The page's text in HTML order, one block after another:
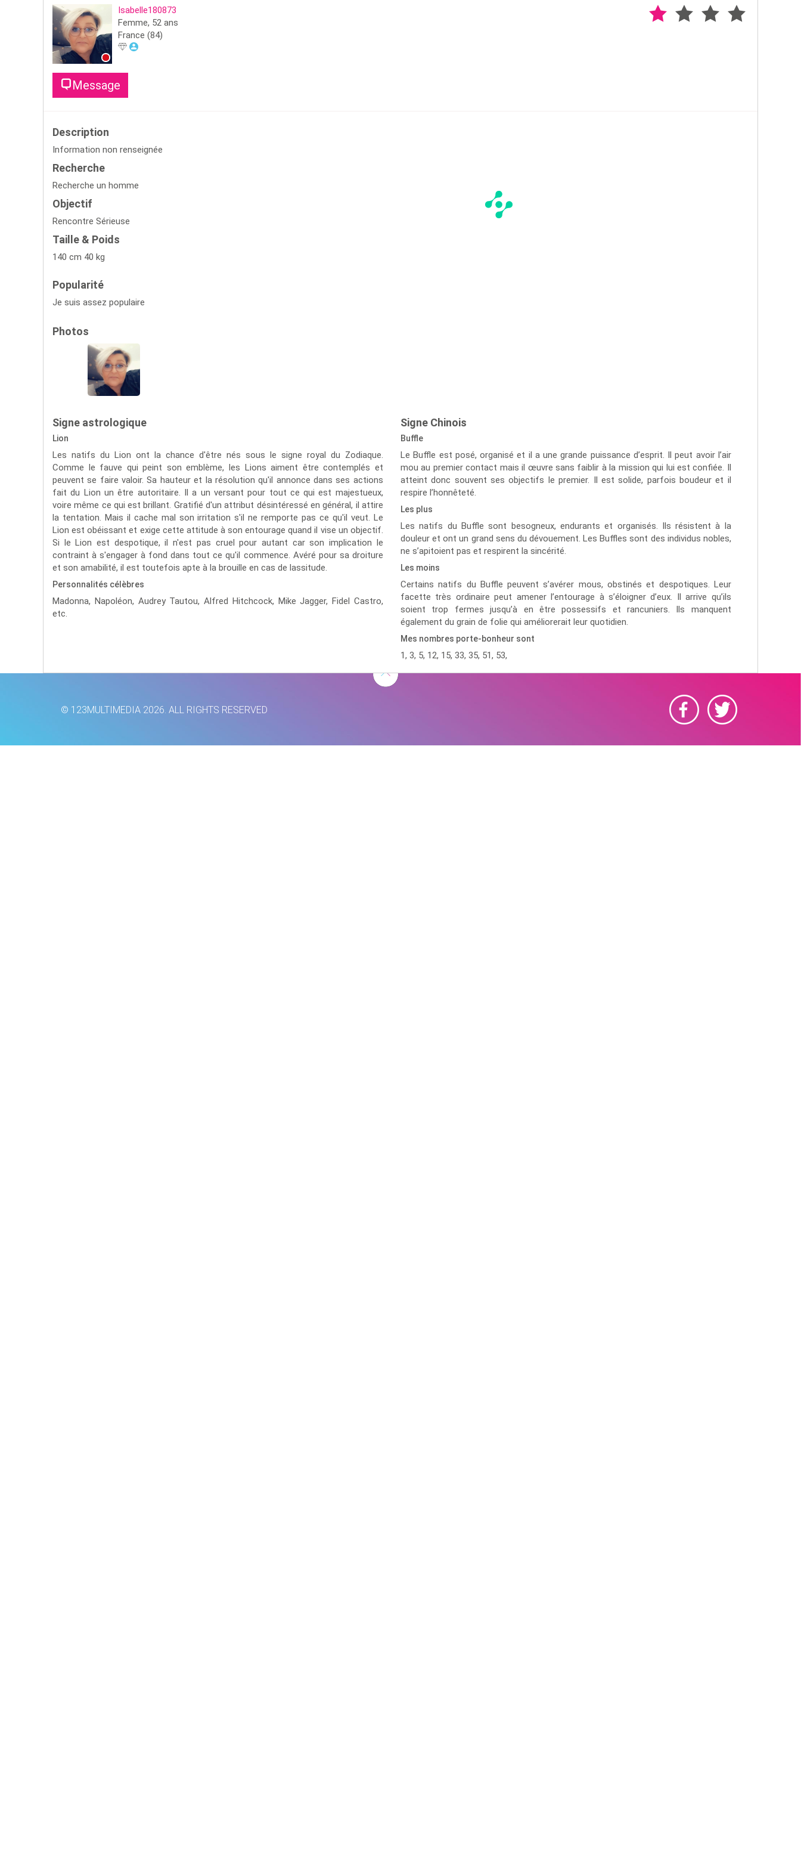
Isabelle180873
Femme, 52 ans
France (84)
Message
Description
Information non renseignée
Recherche
Recherche un homme
Objectif
Rencontre Sérieuse
Taille & Poids
140 cm 40 kg
Popularité
Je suis assez populaire
Photos
Signe astrologique
Lion
Les natifs du Lion ont la chance d'être nés sous le signe royal du Zodiaque.
Comme le fauve qui peint son emblème, les Lions aiment être contemplés et
peuvent se faire valoir. Sa hauteur et la résolution qu'il annonce dans ses actions
fait du Lion un être autoritaire. Il a un versant pour tout ce qui est majestueux,
voire même ce qui est brillant. Gratifié d'un attribut désintéressé en général, il attire
la tentation. Mais il cache mal son irritation s'il ne remporte pas ce qu'il veut. Le
Lion est obéissant et exige cette attitude à son entourage quand il vise un objectif.
Si le Lion est despotique, il n'est pas cruel pour autant car son implication le
contraint à s'engager à fond dans tout ce qu'il commence. Avéré pour sa droiture
et son amabilité, il est toutefois apte à la brouille en cas de lassitude.
Personnalités célèbres
Madonna, Napoléon, Audrey Tautou,Alfred Hitchcock, Mike Jagger,Fidel Castro,
etc.
Signe Chinois
Buffle
Le Buffle est posé, organisé et il a une grande puissance d’esprit. Il peut avoir l’air
mou au premier contact mais il œuvre sans faiblir à la mission qui lui est confiée. Il
atteint donc souvent ses objectifs le premier. Il est solide, parfois boudeur et il
respire l’honnêteté.
Les plus
Les natifs du Buffle sont besogneux, endurants et organisés. Ils résistent à la
douleur et ont un grand sens du dévouement. Les Buffles sont des individus nobles,
ne s’apitoient pas et respirent la sincérité.
Les moins
Certains natifs du Buffle peuvent s’avérer mous, obstinés et despotiques. Leur
facette très ordinaire peut amener l’entourage à s’éloigner d’eux. Il arrive qu’ils
soient trop fermes jusqu’à en être possessifs et rancuniers. Ils manquent
également du grain de folie qui améliorerait leur quotidien.
Mes nombres porte-bonheur sont
1, 3, 5, 12, 15, 33, 35, 51, 53,
© 123MULTIMEDIA 2026. ALL RIGHTS RESERVED